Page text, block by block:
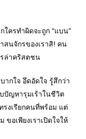
ครทำผิดจะถูก “แบน”
สนจักรของเราสิ! คน
รล่าคริสตชน
ากใจ อึดอัดใจ รู้สึกว่า
ปัญหารุมเร้าในชีวิต
รงเรียกคนที่พร้อม แต่
ขอเพียงเราเปิดใจให้